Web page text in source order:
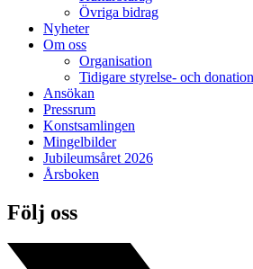
Övriga bidrag
Nyheter
Om oss
Organisation
Tidigare styrelse- och
Ansökan
Pressrum
Konstsamlingen
Mingelbilder
Jubileumsåret 2026
Årsboken
Följ oss